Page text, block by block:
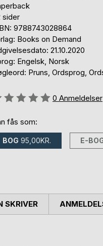
sider
9788743028864
Books on Demand
21.10.2020
Engelsk, Norsk
Pruns, Ordsprog,
0 Anmeldelser
fås som:
BOG 95,00KR. E-
SKRIVER